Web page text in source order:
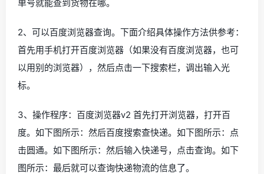
单号就能查到货物在哪。
2、可以百度浏览器查询。下面介绍具体操作方法供参考：
首先用手机打开百度浏览器（如果没有百度浏览器，也可
以用别的浏览器），然后点击一下搜索栏，调出输入光
标。
3、操作程序：百度浏览器v2 首先打开浏览器，打开百
度。如下图所示：然后百度搜索查快递。如下图所示：点
击圆通。如下图所示：然后输入快递号，点击查询。如下
图所示：最后就可以查询快递物流的信息了。